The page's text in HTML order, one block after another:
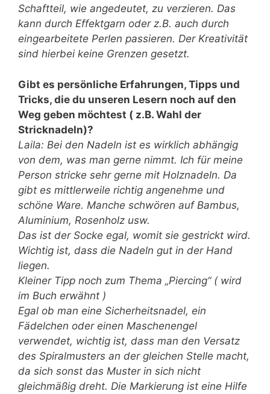
Schaftteil, wie angedeutet, zu verzieren. Das
kann durch Effektgarn oder z.B. auch durch
eingearbeitete Perlen passieren. Der Kreativität
sind hierbei keine Grenzen gesetzt.
Gibt es persönliche Erfahrungen, Tipps und
Tricks, die du unseren Lesern noch auf den
Weg geben möchtest ( z.B. Wahl der
Stricknadeln)?
Laila: Bei den Nadeln ist es wirklich abhängig
von dem, was man gerne nimmt. Ich für meine
Person stricke sehr gerne mit Holznadeln. Da
gibt es mittlerweile richtig angenehme und
schöne Ware. Manche schwören auf Bambus,
Aluminium, Rosenholz usw.
Das ist der Socke egal, womit sie gestrickt wird.
Wichtig ist, dass die Nadeln gut in der Hand
liegen.
Kleiner Tipp noch zum Thema „Piercing“ ( wird
im Buch erwähnt )
Egal ob man eine Sicherheitsnadel, ein
Fädelchen oder einen Maschenengel
verwendet, wichtig ist, dass man den Versatz
des Spiralmusters an der gleichen Stelle macht,
da sich sonst das Muster in sich nicht
gleichmäßig dreht. Die Markierung ist eine Hilfe